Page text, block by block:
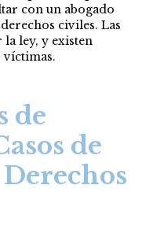
con un abogado
civiles. Las
ley, y existen
víctimas.
de
de